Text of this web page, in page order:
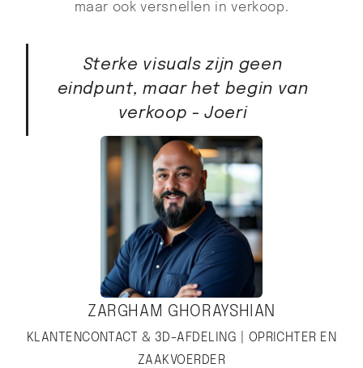
maar ook versnellen in verkoop.
Sterke visuals zijn geen
eindpunt, maar het begin van
verkoop - Joeri
ZARGHAM GHORAYSHIAN
KLANTENCONTACT & 3D-AFDELING | OPRICHTER EN
ZAAKVOERDER